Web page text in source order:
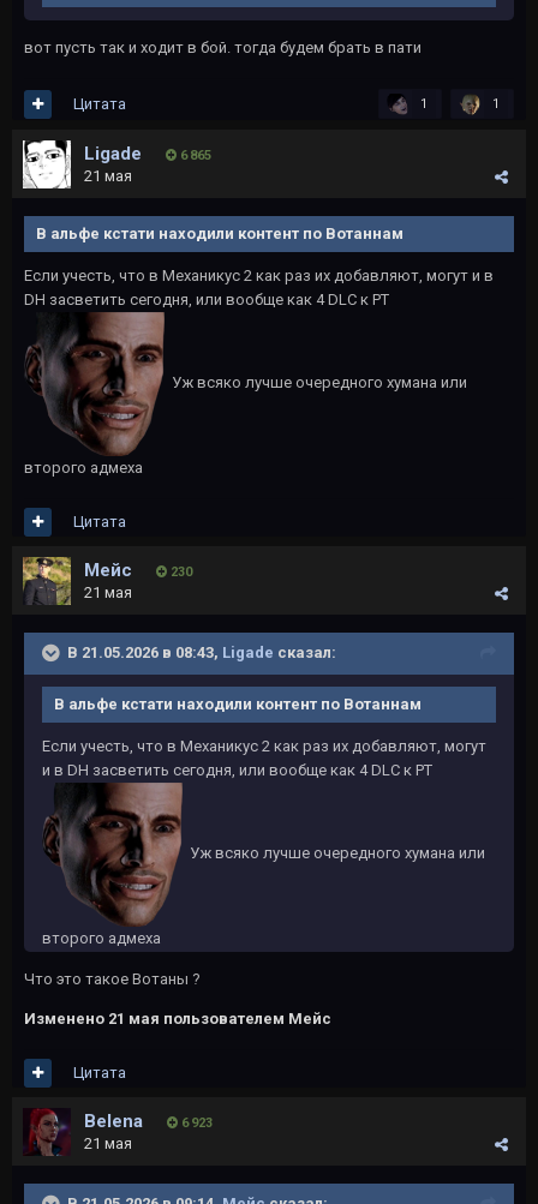
вот пусть так и ходит в бой. тогда будем брать в пати
1 1
Цитата
Ligade 6 865
21 мая
В альфе кстати находили контент по Вотаннам
Если учесть, что в Механикус 2 как раз их добавляют, могут и в
DH засветить сегодня, или вообще как 4 DLC к РТ
Уж всяко лучше очередного хумана или
второго адмеха
Цитата
Мейс 230
21 мая
В 21.05.2026 в 08:43, Ligade сказал:
В альфе кстати находили контент по Вотаннам
Если учесть, что в Механикус 2 как раз их добавляют, могут
и в DH засветить сегодня, или вообще как 4 DLC к РТ
Уж всяко лучше очередного хумана или
второго адмеха
Что это такое Вотаны ?
Изменено 21 мая пользователем Мейс
Цитата
Belena 6 923
21 мая